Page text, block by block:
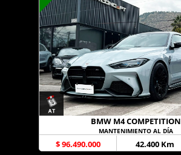
BMW M4 COMPETITION
MANTENIMIENTO AL DÍA
$ 96.490.000 42.400 Km